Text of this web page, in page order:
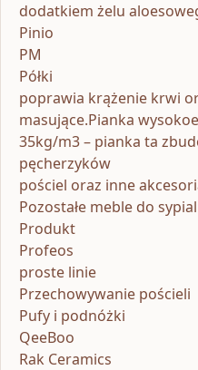
dodatkiem żelu
Pinio
PM
Półki
poprawia krążenie krwi
masujące.Pianka
35kg/m3 – pianka ta
pęcherzyków
pościel oraz inne
Pozostałe meble do
Produkt
Profeos
proste linie
Przechowywanie pościeli
Pufy i podnóżki
QeeBoo
Rak Ceramics